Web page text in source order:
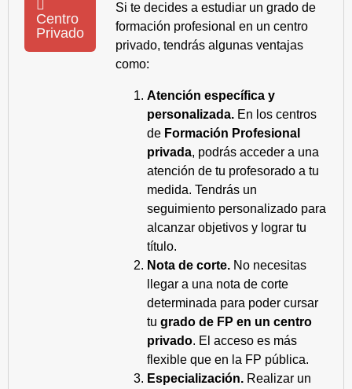
Centro
Privado
Si te decides a estudiar un grado de
formación profesional en un centro
privado, tendrás algunas ventajas
como:
Atención específica y
personalizada. En los centros
de Formación Profesional
privada, podrás acceder a una
atención de tu profesorado a tu
medida. Tendrás un
seguimiento personalizado para
alcanzar objetivos y lograr tu
título.
Nota de corte. No necesitas
llegar a una nota de corte
determinada para poder cursar
tu grado de FP en un centro
privado. El acceso es más
flexible que en la FP pública.
Especialización. Realizar un